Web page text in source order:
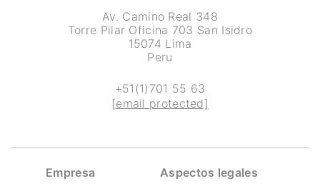
Av. Camino Real 348
Torre Pilar Oficina 703 San Isidro
15074 Lima
Peru
+51(1)701 55 63
[email protected]
Empresa Aspectos legales